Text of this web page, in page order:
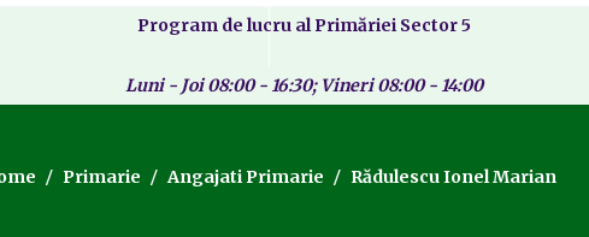
Program de lucru al Primăriei Sector 5
Luni - Joi 08:00 - 16:30; Vineri 08:00 - 14:00
Primarie Angajati Primarie Rădulescu Ionel Marian